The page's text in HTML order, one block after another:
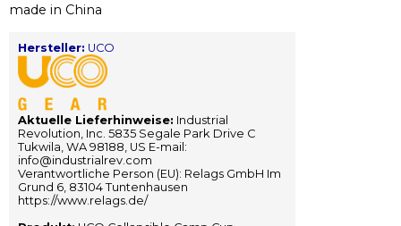
made in China
Hersteller: UCO
Aktuelle Lieferhinweise: Industrial
Revolution, Inc. 5835 Segale Park Drive C
Tukwila, WA 98188, US E-mail:
info@industrialrev.com
Verantwortliche Person (EU): Relags GmbH Im
Grund 6, 83104 Tuntenhausen
https://www.relags.de/